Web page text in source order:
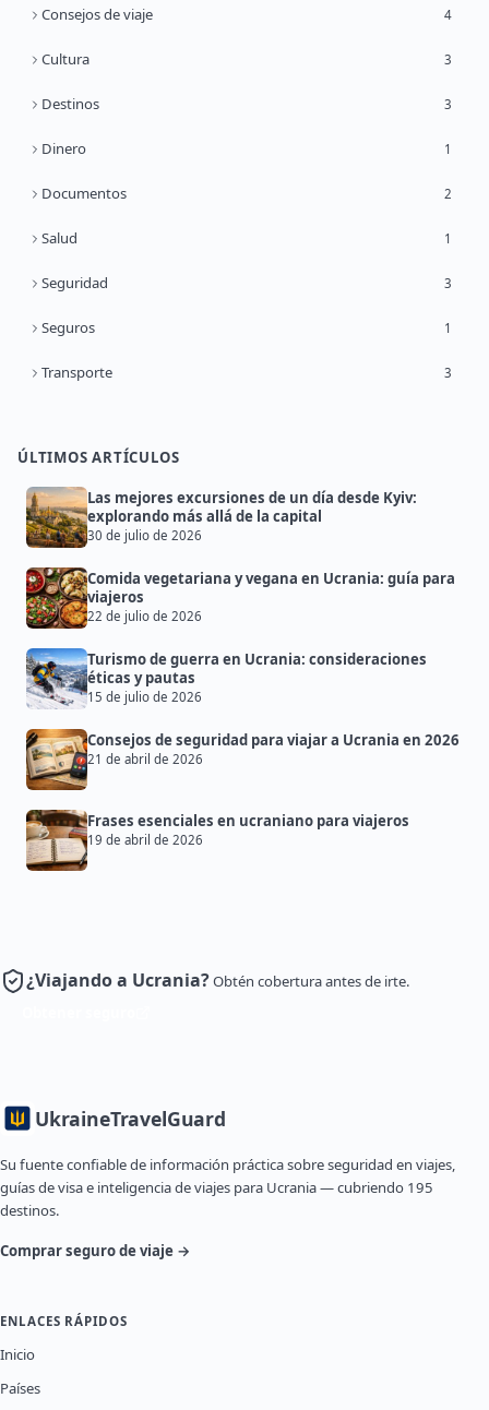
Consejos de viaje 4
Cultura 3
Destinos 3
Dinero 1
Documentos 2
Salud 1
Seguridad 3
Seguros 1
Transporte 3
ÚLTIMOS ARTÍCULOS
Las mejores excursiones de un día desde Kyiv:
explorando más allá de la capital
30 de julio de 2026
Comida vegetariana y vegana en Ucrania: guía para
viajeros
22 de julio de 2026
Turismo de guerra en Ucrania: consideraciones
éticas y pautas
15 de julio de 2026
Consejos de seguridad para viajar a Ucrania en 2026
21 de abril de 2026
Frases esenciales en ucraniano para viajeros
19 de abril de 2026
¿Viajando a Ucrania?Obtén cobertura antes de irte.
UkraineTravelGuard
Su fuente confiable de información práctica sobre seguridad en viajes,
guías de visa e inteligencia de viajes para Ucrania — cubriendo 195
destinos.
Comprar seguro de viaje →
ENLACES RÁPIDOS
Inicio
Países